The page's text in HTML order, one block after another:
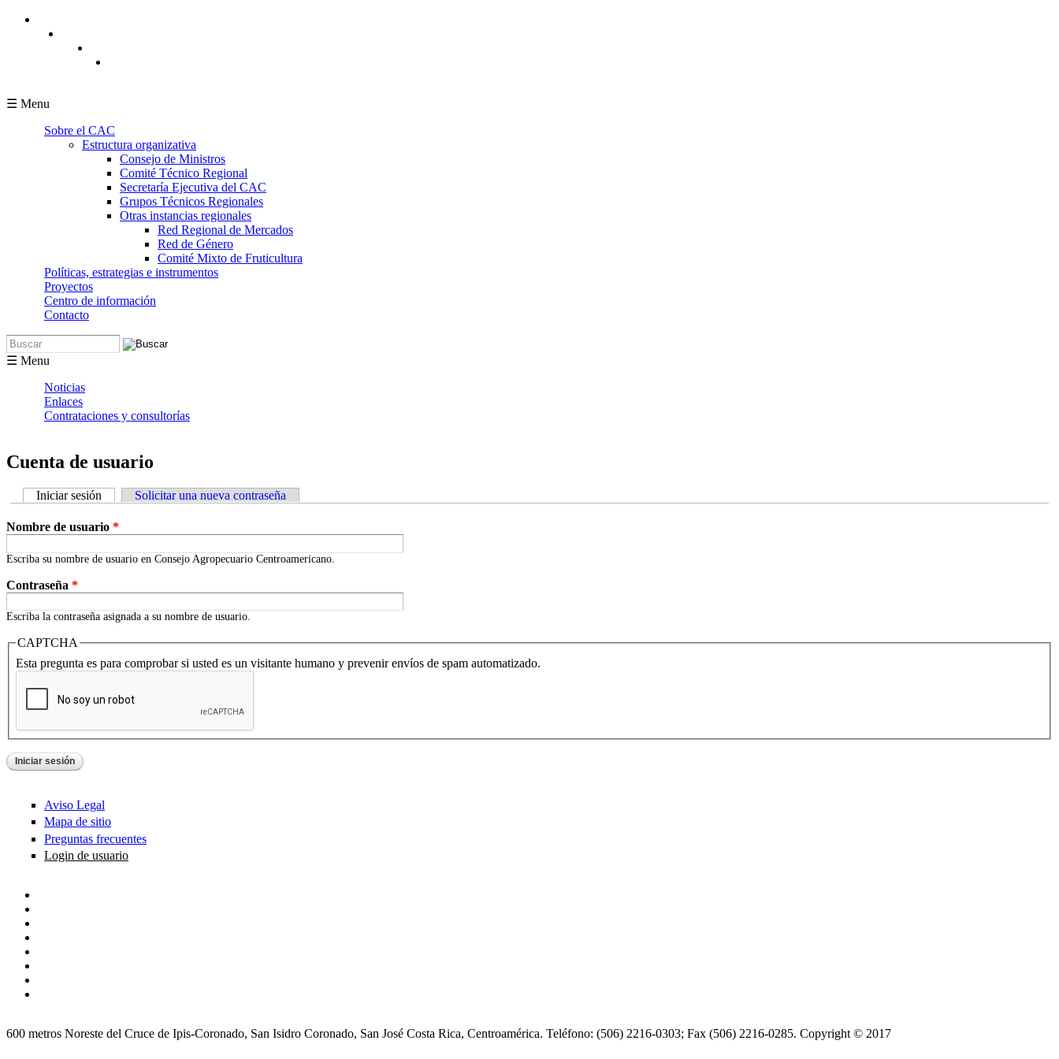
Pasar al contenido principal
☰ Menu
Sobre el CAC
Estructura organizativa
Consejo de Ministros
Comité Técnico Regional
Secretaría Ejecutiva del CAC
Grupos Técnicos Regionales
Otras instancias regionales
Red Regional de Mercados
Red de Género
Comité Mixto de Fruticultura
Políticas, estrategias e instrumentos
Proyectos
Centro de información
Contacto
Formulario de búsqueda
Buscar
☰ Menu
Noticias
Enlaces
Contrataciones y consultorías
Cuenta de usuario
Iniciar sesión (solapa activa)
Solicitar una nueva contraseña
Nombre de usuario *
Escriba su nombre de usuario en Consejo Agropecuario Centroamericano.
Contraseña *
Escriba la contraseña asignada a su nombre de usuario.
CAPTCHA
Esta pregunta es para comprobar si usted es un visitante humano y prevenir envíos de spam automatizado.
Aviso Legal
Mapa de sitio
Preguntas frecuentes
Login de usuario
600 metros Noreste del Cruce de Ipis-Coronado, San Isidro Coronado, San José Costa Rica, Centroamérica. Teléfono: (506) 2216-0303; Fax (506) 2216-0285. Copyright © 2017